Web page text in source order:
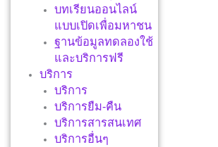
บทเรียนออนไลน์
แบบเปิดเพื่อมหาชน
ฐานข้อมูลทดลองใช้
และบริการฟรี
บริการ
บริการ
บริการยืม-คืน
บริการสารสนเทศ
บริการอื่นๆ